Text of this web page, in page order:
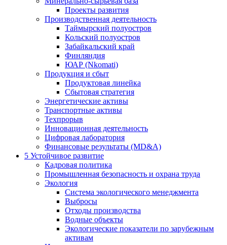
Проекты развития
Производственная деятельность
Таймырский полуостров
Кольский полуостров
Забайкальский край
Финляндия
ЮАР (Nkomati)
Продукция и сбыт
Продуктовая линейка
Сбытовая стратегия
Энергетические активы
Транспортные активы
Техпрорыв
Инновационная деятельность
Цифровая лаборатория
Финансовые результаты (MD&A)
5 Устойчивое развитие
Кадровая политика
Промышленная безопасность и охрана труда
Экология
Система экологического менеджмента
Выбросы
Отходы производства
Водные объекты
Экологические показатели по зарубежным
активам